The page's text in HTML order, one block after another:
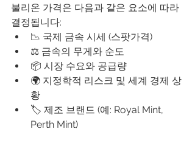
불리온 가격은 다음과 같은 요소에 따라
결정됩니다:
📉 국제 금속 시세 (스팟가격)
⚖️ 금속의 무게와 순도
📦 시장 수요와 공급량
🌍 지정학적 리스크 및 세계 경제 상
황
🏷️ 제조 브랜드 (예: Royal Mint,
Perth Mint)